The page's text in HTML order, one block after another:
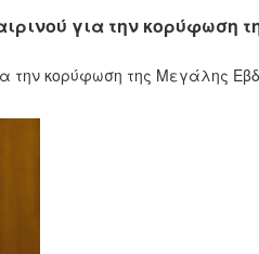
για την κορύφωση
την κορύφωση της Μεγάλης